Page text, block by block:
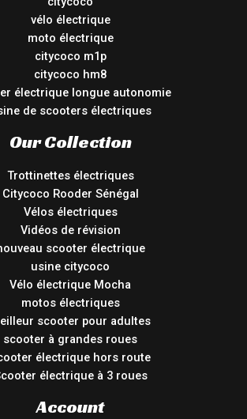
vélo électrique
moto électrique
citycoco m1p
citycoco hm8
électrique longue autonomie
de scooters électriques
Our Collection
Trottinettes électriques
Citycoco Rooder Sénégal
Vélos électriques
Vidéos de révision
scooter électrique
usine citycoco
Vélo électrique Mocha
motos électriques
scooter pour adultes
scooter à grandes roues
électrique hors route
électrique à 3 roues
Account